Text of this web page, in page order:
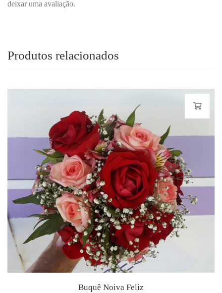
deixar uma avaliação.
Produtos relacionados
Buquê Noiva Feliz